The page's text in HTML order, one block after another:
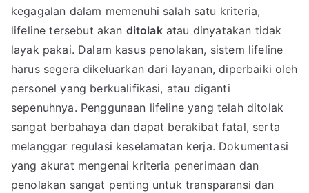
kegagalan dalam memenuhi salah satu kriteria,
lifeline tersebut akan ditolakatau dinyatakan tidak
layak pakai. Dalam kasus penolakan, sistem lifeline
harus segera dikeluarkan dari layanan, diperbaiki oleh
personel yang berkualifikasi, atau diganti
sepenuhnya. Penggunaan lifeline yang telah ditolak
sangat berbahaya dan dapat berakibat fatal, serta
melanggar regulasi keselamatan kerja. Dokumentasi
yang akurat mengenai kriteria penerimaan dan
penolakan sangat penting untuk transparansi dan